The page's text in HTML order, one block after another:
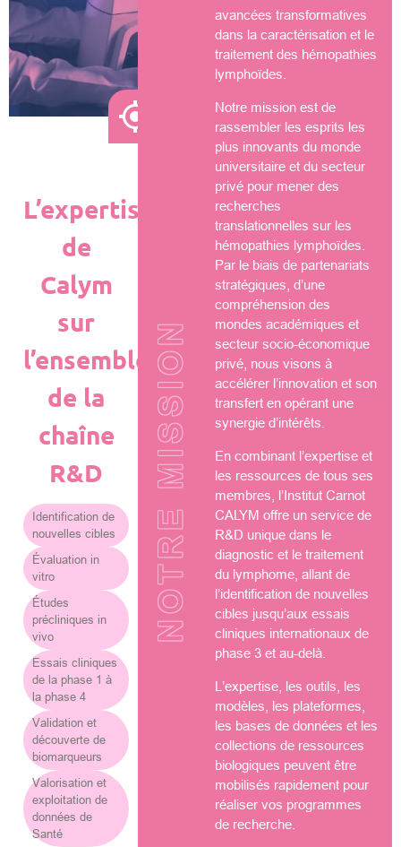
L’expertise
de
Calym
sur
l’ensemble
de la
chaîne
R&D
Identification de
nouvelles cibles
Évaluation in
vitro
Études
précliniques in
vivo
Essais cliniques
de la phase 1 à
la phase 4
Validation et
découverte de
biomarqueurs
Valorisation et
exploitation de
données de
Santé
NOTRE MISSION
avancées transformatives
dans la caractérisation et le
traitement des hémopathies
lymphoïdes.
Notre mission est de
rassembler les esprits les
plus innovants du monde
universitaire et du secteur
privé pour mener des
recherches
translationnelles sur les
hémopathies lymphoïdes.
Par le biais de partenariats
stratégiques, d’une
compréhension des
mondes académiques et
secteur socio-économique
privé, nous visons à
accélérer l’innovation et son
transfert en opérant une
synergie d’intérêts.
En combinant l’expertise et
les ressources de tous ses
membres, l’Institut Carnot
CALYM offre un service de
R&D unique dans le
diagnostic et le traitement
du lymphome, allant de
l’identification de nouvelles
cibles jusqu’aux essais
cliniques internationaux de
phase 3 et au-delà.
L’expertise, les outils, les
modèles, les plateformes,
les bases de données et les
collections de ressources
biologiques peuvent être
mobilisés rapidement pour
réaliser vos programmes
de recherche.